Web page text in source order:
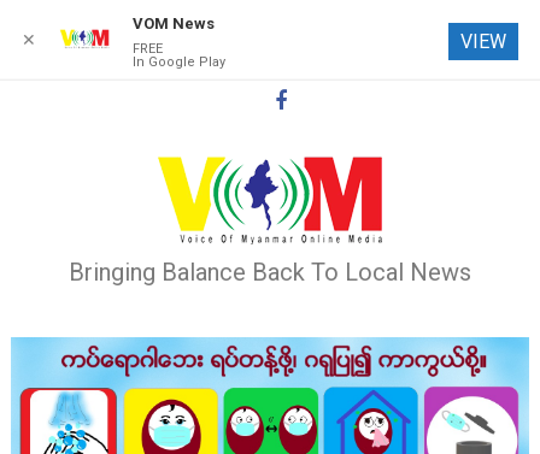
Bringing Balance Back To Local News
✕
VOM News
FREE
In Google Play
VIEW